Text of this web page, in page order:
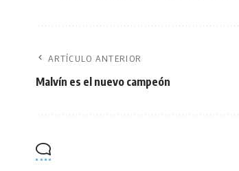
ARTÍCULO ANTERIOR
Malvín es el nuevo campeón